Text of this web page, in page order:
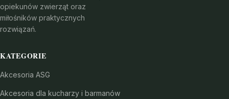
opiekunów zwierząt oraz
miłośników praktycznych
rozwiązań.
KATEGORIE
Akcesoria ASG
Akcesoria dla kucharzy i barmanów